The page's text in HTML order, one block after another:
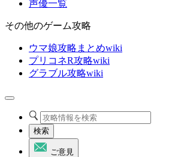
声優一覧
その他のゲーム攻略
ウマ娘攻略まとめwiki
プリコネR攻略wiki
グラブル攻略wiki
検索
ご意見